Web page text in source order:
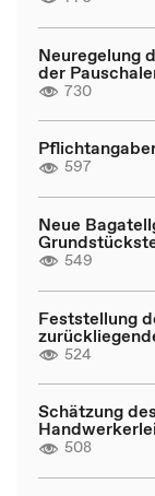
Neuregelung
der
730
597
Neue
549
Feststellung
524
Schätzung
508